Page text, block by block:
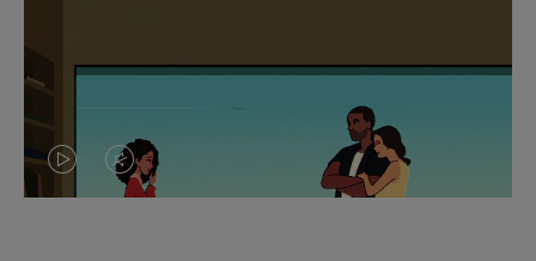
O
O